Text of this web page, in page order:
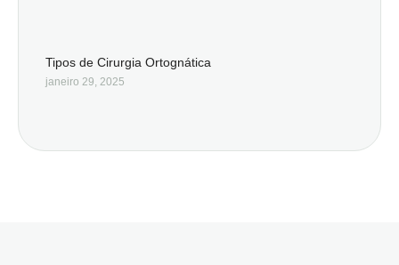
Tipos de Cirurgia Ortognática
janeiro 29, 2025